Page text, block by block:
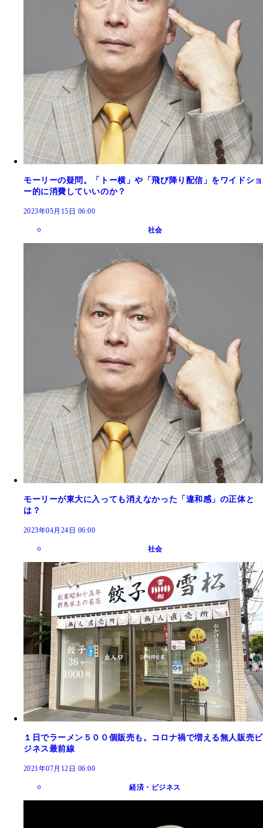
モーリーの疑問。「トー横」や「飛び降り配信」をワイドショ
ー的に消費していいのか？
2023年05月15日 06:00
社会
モーリーが東大に入っても消えなかった「違和感」の正体と
は？
2023年04月24日 06:00
社会
１日でラーメン５００個販売も。コロナ禍で増える無人販売ビ
ジネス最前線
2021年07月12日 06:00
経済・ビジネス